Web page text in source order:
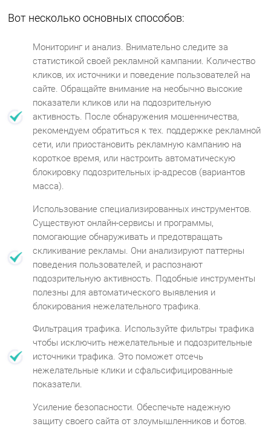
Вот несколько основных способов:
Мониторинг и анализ. Внимательно следите за
статистикой своей рекламной кампании. Количество
кликов, их источники и поведение пользователей на
сайте. Обращайте внимание на необычно высокие
показатели кликов или на подозрительную
активность. После обнаружения мошенничества,
рекомендуем обратиться к тех. поддержке рекламной
сети, или приостановить рекламную кампанию на
короткое время, или настроить автоматическую
блокировку подозрительных ip-адресов (вариантов
масса).
Использование специализированных инструментов.
Существуют онлайн-сервисы и программы,
помогающие обнаруживать и предотвращать
скликивание рекламы. Они анализируют паттерны
поведения пользователей, и распознают
подозрительную активность. Подобные инструменты
полезны для автоматического выявления и
блокирования нежелательного трафика.
Фильтрация трафика. Используйте фильтры трафика
чтобы исключить нежелательные и подозрительные
источники трафика. Это поможет отсечь
нежелательные клики и сфальсифицированные
показатели.
Усиление безопасности. Обеспечьте надежную
защиту своего сайта от злоумышленников и ботов.